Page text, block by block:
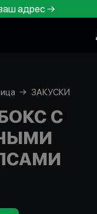
адрес →
ЗАКУСКИ
С